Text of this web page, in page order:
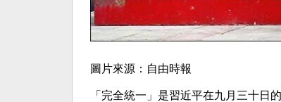
圖片來源：自由時報
「完全統一」是習近平在九月三十日